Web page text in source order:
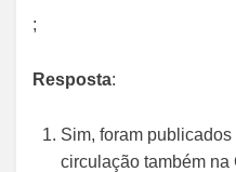
;
Resposta:
Sim, foram
circulação também na